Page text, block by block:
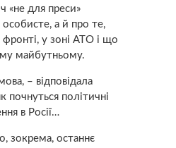
«не для преси»
а й про те,
у зоні АТО і що
майбутньому.
– відповідала
політичні
в Росії…
зокрема, останнє